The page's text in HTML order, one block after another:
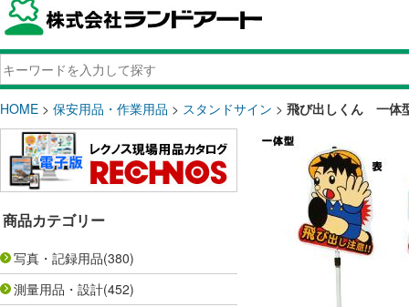
HOME > 保安用品・作業用品 > スタンドサイン > 飛び出しくん 一体
商品カテゴリー
写真・記録用品(380)
測量用品・設計(452)